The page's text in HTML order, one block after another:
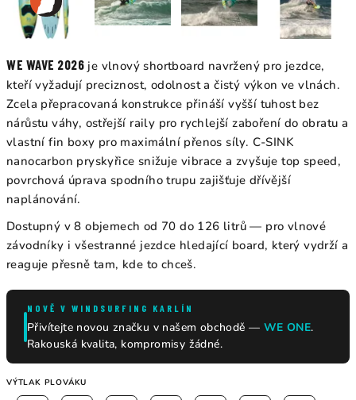
WE WAVE 2026 je vlnový shortboard navržený pro jezdce,
kteří vyžadují preciznost, odolnost a čistý výkon ve vlnách.
Zcela přepracovaná konstrukce přináší vyšší tuhost bez
nárůstu váhy, ostřejší raily pro rychlejší zaboření do obratu a
vlastní fin boxy pro maximální přenos síly. C-SINK
nanocarbon pryskyřice snižuje vibrace a zvyšuje top speed,
povrchová úprava spodního trupu zajišťuje dřívější
naplánování.
Dostupný v 8 objemech od 70 do 126 litrů — pro vlnové
závodníky i všestranné jezdce hledající board, který vydrží a
reaguje přesně tam, kde to chceš.
NOVĚ V WINDSURFING KARLÍN
Přivítejte novou značku v našem obchodě — WE ONE.
Rakouská kvalita, kompromisy žádné.
VÝTLAK PLOVÁKU